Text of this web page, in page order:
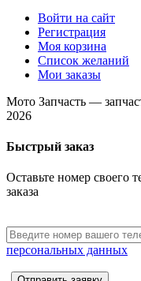
Войти на сайт
Регистрация
Моя корзина
Список желаний
Мои заказы
Мото Запчасть —
2026
Быстрый заказ
Оставьте номер своего
заказа
персональных данных